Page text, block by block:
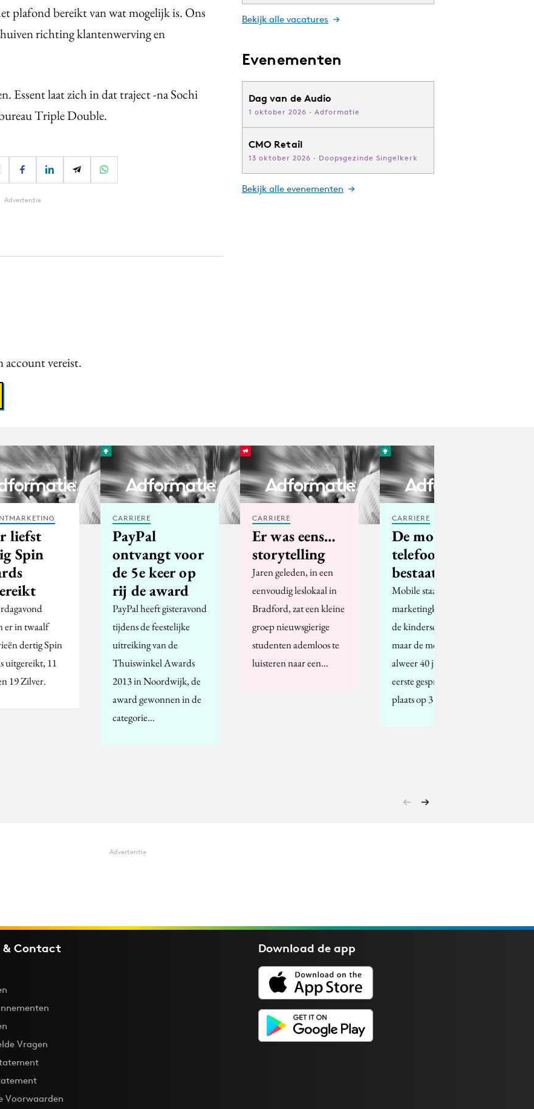
plafond bereikt van wat mogelijk is. Ons
richting klantenwerving en
Essent laat zich in dat traject -na Sochi
Triple Double.
Advertentie
account vereist.
Bekijk alle vacatures
Evenementen
Dag van de Audio
1 oktober 2026 · Adformatie
CMO Retail
13 oktober 2026 · Doopsgezinde Singelkerk
Bekijk alle evenementen
liefst
Spin
er in twaalf
dertig Spin
uitgereikt, 11
19 Zilver.
CARRIERE
PayPal
ontvangt voor
de 5e keer op
rij de award
PayPal heeft gisteravond
tijdens de feestelijke
uitreiking van de
Thuiswinkel Awards
2013 in Noordwijk, de
award gewonnen in de
categorie…
CARRIERE
Er was eens…
storytelling
Jaren geleden, in een
eenvoudig leslokaal in
Bradford, zat een kleine
groep nieuwsgierige
studenten ademloos te
luisteren naar een…
CARRIERE
De mobiele
telefoon
bestaat 40 jaar
Mobile staat als
marketingkanaal nog in
de kinderschoenen,
maar de mobiel bestaat
alweer 40 jaar. Het
eerste gesprek vond
plaats op 3 april…
Advertentie
& Contact
Vragen
Voorwaarden
Download deapp